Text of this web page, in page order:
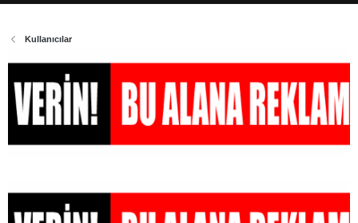
Kullanıcılar